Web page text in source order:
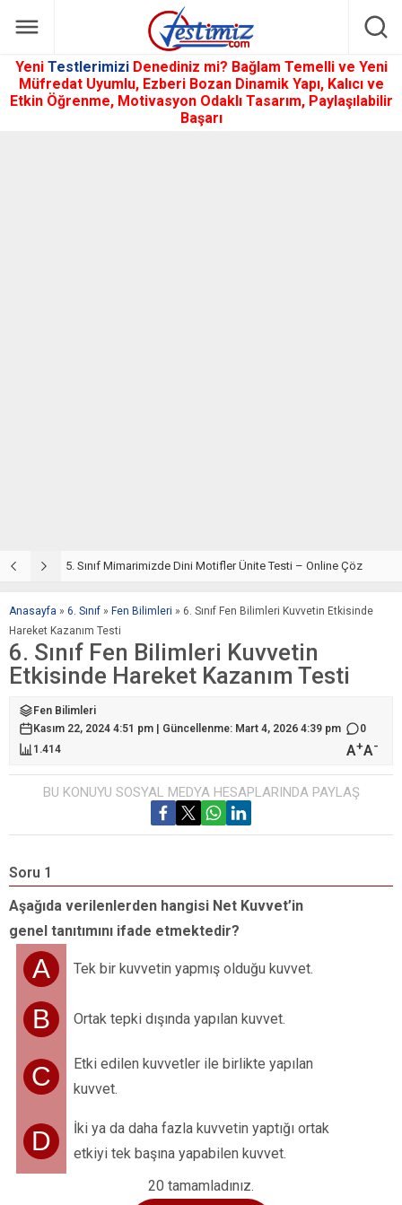
Yeni Testlerimizi Denediniz mi? Bağlam Temelli ve Yeni
Müfredat Uyumlu, Ezberi Bozan Dinamik Yapı, Kalıcı ve
Etkin Öğrenme, Motivasyon Odaklı Tasarım, Paylaşılabilir
Başarı
5. Sınıf Mimarimizde Dini Motifler Ünite Testi – Online Çöz
Anasayfa » 6. Sınıf » Fen Bilimleri » 6. Sınıf Fen Bilimleri Kuvvetin Etkisinde
Hareket Kazanım Testi
6. Sınıf Fen Bilimleri Kuvvetin
Etkisinde Hareket Kazanım Testi
Fen Bilimleri
Kasım 22, 2024 4:51 pm | Güncellenme: Mart 4, 2026 4:39 pm
0
1.414
A+A-
BU KONUYU SOSYAL MEDYA HESAPLARINDA PAYLAŞ
Soru 1
Aşağıda verilenlerden hangisi Net Kuvvet’in
genel tanıtımını ifade etmektedir?
A Tek bir kuvvetin yapmış olduğu kuvvet.
B Ortak tepki dışında yapılan kuvvet.
C
Etki edilen kuvvetler ile birlikte yapılan
kuvvet.
D
İki ya da daha fazla kuvvetin yaptığı ortak
etkiyi tek başına yapabilen kuvvet.
20 tamamladınız.